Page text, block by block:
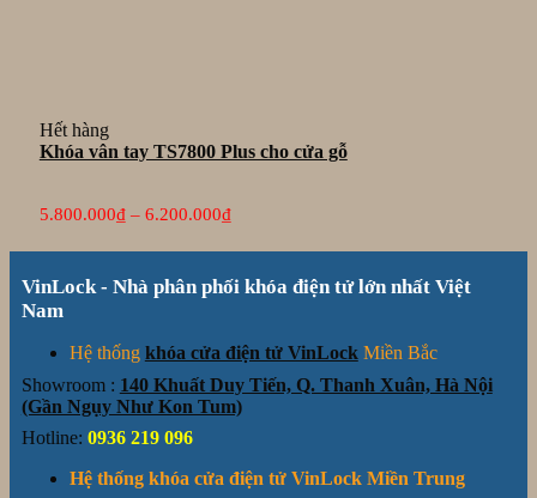
Hết hàng
Khóa vân tay TS7800 Plus cho cửa gỗ
5.800.000₫ – 6.200.000₫Khoảng
giá:
đến
VinLock - Nhà phân phối khóa điện tử lớn nhất Việt
Nam
Hệ thống khóa cửa điện tử VinLockMiền Bắc
Showroom : 140 Khuất Duy Tiến, Q. Thanh Xuân, Hà Nội
(Gần Ngụy Như Kon Tum)
Hotline: 0936 219 096
Hệ thống khóa cửa điện tử VinLock Miền Trung